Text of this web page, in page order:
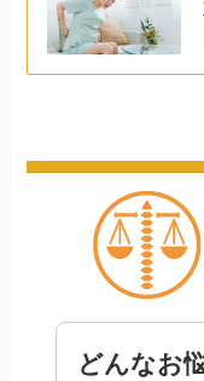
どんなお